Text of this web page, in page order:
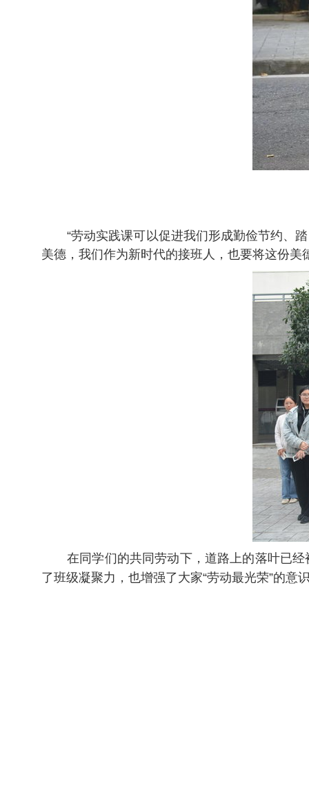
“劳动实践课可以促进我们形成勤俭节约、
美德，我们作为新时代的接班人，也要将这份美
在同学们的共同劳动下，道路上的落叶已
了班级凝聚力，也增强了大家“劳动最光荣”的意